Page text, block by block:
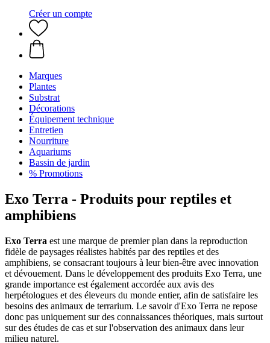
Créer un compte
Marques
Plantes
Substrat
Décorations
Équipement technique
Entretien
Nourriture
Aquariums
Bassin de jardin
% Promotions
Exo Terra - Produits pour reptiles et
amphibiens
Exo Terra est une marque de premier plan dans la reproduction
fidèle de paysages réalistes habités par des reptiles et des
amphibiens, se consacrant toujours à leur bien-être avec innovation
et dévouement. Dans le développement des produits Exo Terra, une
grande importance est également accordée aux avis des
herpétologues et des éleveurs du monde entier, afin de satisfaire les
besoins des animaux de terrarium. Le savoir d'Exo Terra ne repose
donc pas uniquement sur des connaissances théoriques, mais surtout
sur des études de cas et sur l'observation des animaux dans leur
milieu naturel.